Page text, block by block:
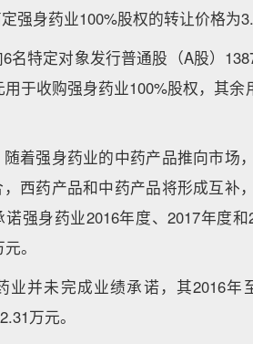
强身药业100%股权的转让价格为
名特定对象发行普通股（A股）
用于收购强身药业100%股权，其
着强身药业的中药产品推向市场
西药产品和中药产品将形成互补
强身药业2016年度、2017年度
。
业并未完成业绩承诺，其2016年
万元。